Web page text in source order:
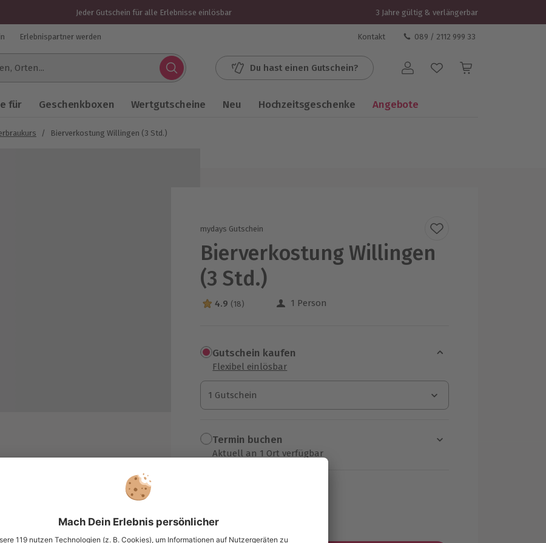
Jeder Gutschein für alle Erlebnisse einlösbar 3 Jahre gültig & verlängerbar
Erlebnispartner werden Kontakt 089 / 2112 999 33
Du hast einen Gutschein? Benutzerkonto
für Geschenkboxen Wertgutscheine Neu Hochzeitsgeschenke Angebote
/ Bierverkostung Willingen (3 Std.)
mydays Gutschein
Bierverkostung Willingen
(3 Std.)
4.9 Sterne von 5 aus 18 Bewertungen
4.9 (18) 1 Person
Gutschein kaufen
Flexibel einlösbar
1 Gutschein
1 Gutschein
1 Gutschein
Termin buchen
Aktuell an 1 Ort verfügbar
zzgl. Versand
aus Deutschland
Häppchen